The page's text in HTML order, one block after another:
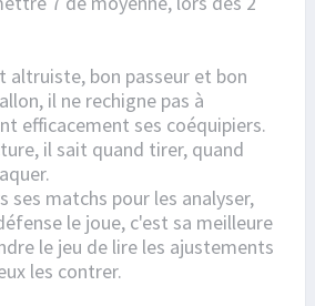
altruiste, bon passeur et bon
il ne rechigne pas à
efficacement ses coéquipiers.
il sait quand tirer, quand
ses matchs pour les analyser,
le joue, c'est sa meilleure
le jeu de lire les ajustements
les contrer.